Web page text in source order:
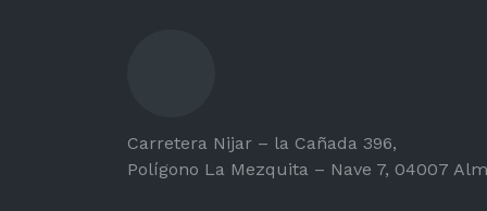
Carretera Nijar – la Cañada 396,
Polígono La Mezquita – Nave 7, 04007